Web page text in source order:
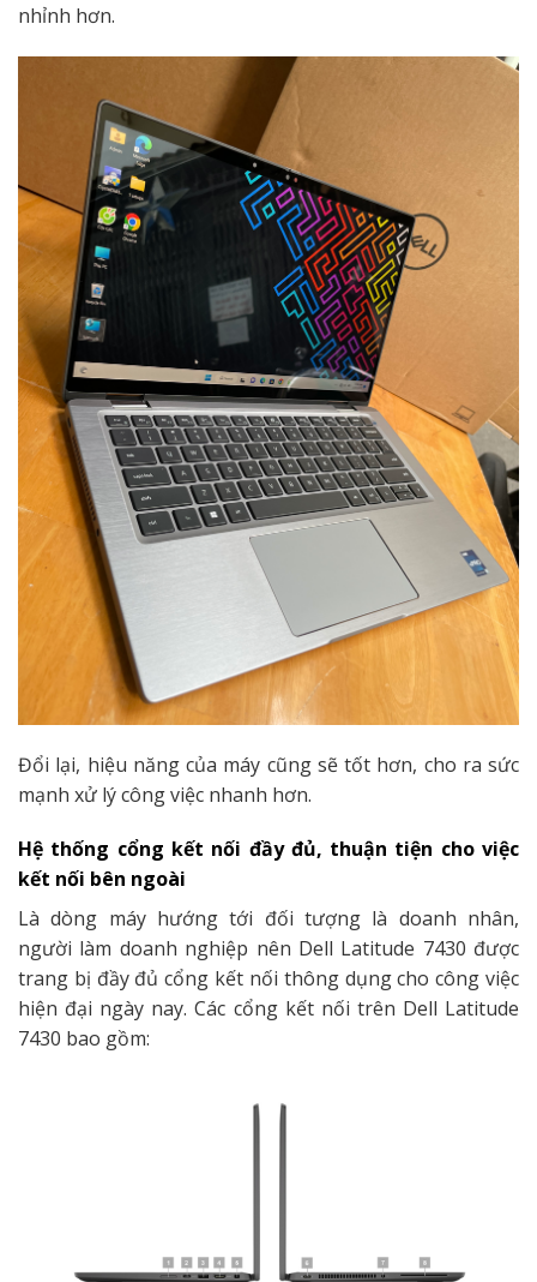
nhỉnh hơn.
Đổi lại, hiệu năng của máy cũng sẽ tốt hơn, cho ra sức
mạnh xử lý công việc nhanh hơn.
Hệ thống cổng kết nối đầy đủ, thuận tiện cho việc
kết nối bên ngoài
Là dòng máy hướng tới đối tượng là doanh nhân,
người làm doanh nghiệp nên Dell Latitude 7430 được
trang bị đầy đủ cổng kết nối thông dụng cho công việc
hiện đại ngày nay. Các cổng kết nối trên Dell Latitude
7430 bao gồm: